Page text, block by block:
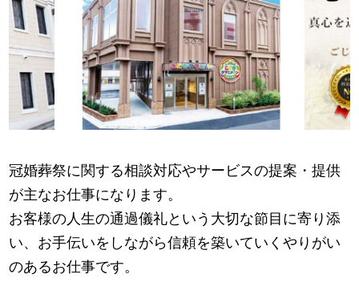
冠婚葬祭に関する相談対応やサービスの提案・提供
が主なお仕事になります。
お客様の人生の通過儀礼という大切な節目に寄り添
い、お手伝いをしながら信頼を築いていくやりがい
のあるお仕事です。